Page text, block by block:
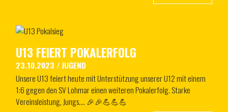
U13 FEIERT POKALERFOLG
23.10.2023 /JUGEND
Unsere U13 feiert heute mit Unterstützung unserer U12 mit einem
1:6 gegen den SV Lohmar einen weiteren Pokalerfolg. Starke
Vereinsleistung, Jungs…. 🎉🎉💪💪💪